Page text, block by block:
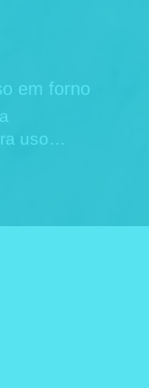
em forno
uso…